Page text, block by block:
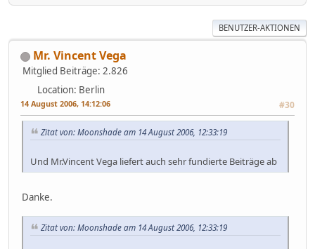
BENUTZER-AKTIONEN
Mr. Vincent Vega
Mitglied Beiträge: 2.826
Location: Berlin
14 August 2006, 14:12:06 #30
Zitat von: Moonshade am 14 August 2006, 12:33:19
Und Mr.Vincent Vega liefert auch sehr fundierte Beiträge ab
Danke.
Zitat von: Moonshade am 14 August 2006, 12:33:19